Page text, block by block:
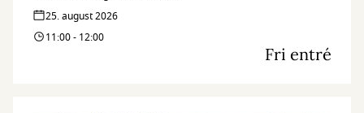
25. august 2026
11:00 - 12:00
Fri entré